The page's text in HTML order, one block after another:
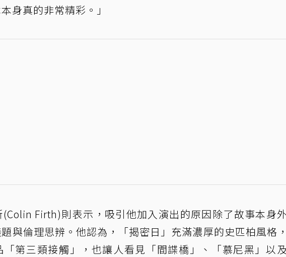
身真的非常精彩。」
Firth)則表示，吸引他加入演出的原因除了故事本身
與倫理思辨。他認為，「揭密日」充滿濃厚的史匹柏風格
第三類接觸」，也讓人看見「間諜橋」、「慕尼黑」以